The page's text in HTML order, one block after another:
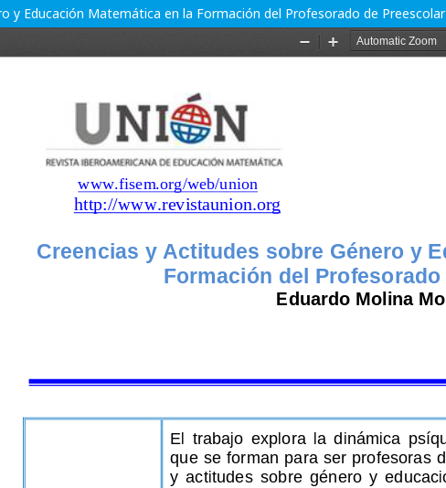
y Educación Matemática en la Formación del Profesorado de Preescolar